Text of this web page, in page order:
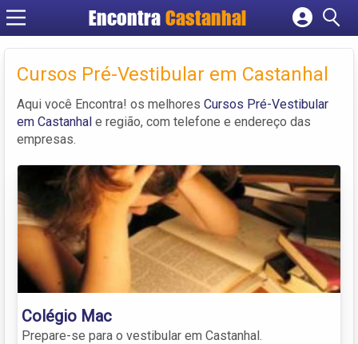
EncontraCastanhal
Cadastrar empresa
Criar conta
Cursos Pré-Vestibular em Castanhal
Aqui você Encontra! os melhores Cursos Pré-Vestibular
em Castanhal e região, com telefone e endereço das
empresas.
Colégio Mac
Prepare-se para o vestibular em Castanhal.